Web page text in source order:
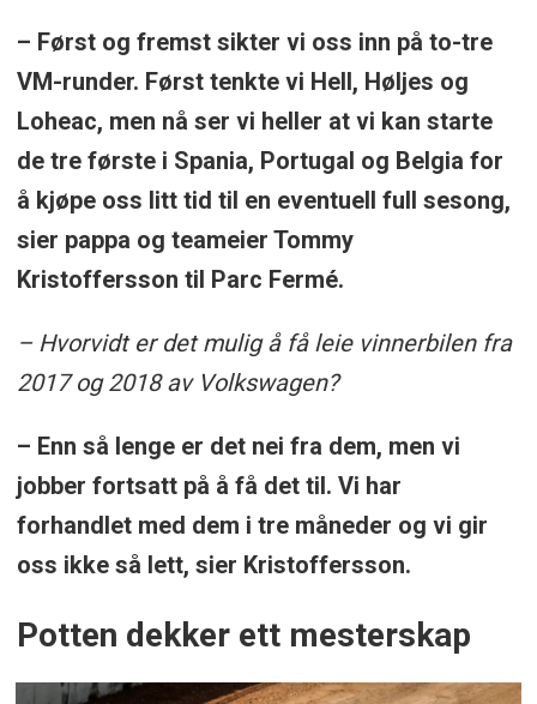
– Først og fremst sikter vi oss inn på to-tre
VM-runder. Først tenkte vi Hell, Høljes og
Loheac, men nå ser vi heller at vi kan starte
de tre første i Spania, Portugal og Belgia for
å kjøpe oss litt tid til en eventuell full sesong,
sier pappa og teameier Tommy
Kristoffersson til Parc Fermé.
– Hvorvidt er det mulig å få leie vinnerbilen fra
2017 og 2018 av Volkswagen?
– Enn så lenge er det nei fra dem, men vi
jobber fortsatt på å få det til. Vi har
forhandlet med dem i tre måneder og vi gir
oss ikke så lett, sier Kristoffersson.
Potten dekker ett mesterskap